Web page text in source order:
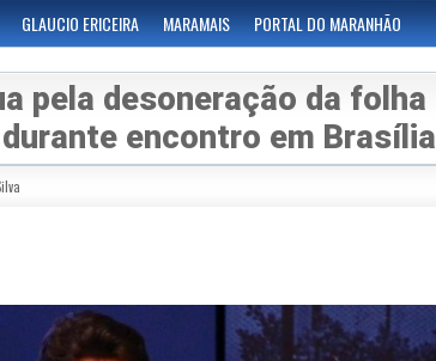
GLAUCIO ERICEIRA MARAMAIS PORTAL DO MARANHÃO
pela desoneração da folha
encontro em Brasília